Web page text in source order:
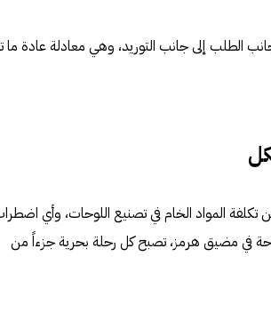
الطلب إلى جانب التوريد، وهي معادلة عادة ما
عند الراتنج فقط. فالنحاس يشكل قرابة 60% من تكلفة المواد الخام في تصنيع اللوحات، وأي
في مضيق هرمز، تصبح كل رحلة بحرية جزءاً من